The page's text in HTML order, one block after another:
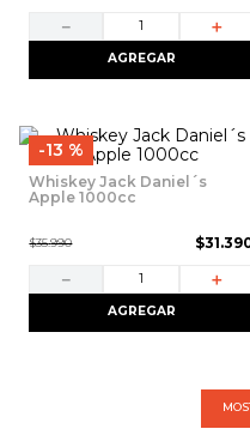
＋
－
AGREGAR
13 %
Whiskey Jack Daniel´s
Apple 1000cc
$35.990 $31.
＋
－
AGREGAR